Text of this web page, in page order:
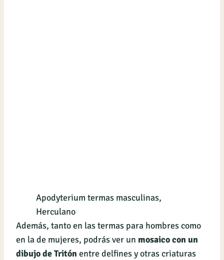
Apodyterium termas masculinas,
Herculano
Además, tanto en las termas para hombres como
en la de mujeres, podrás ver un mosaico con un
dibujo de Tritón entre delfines y otras criaturas